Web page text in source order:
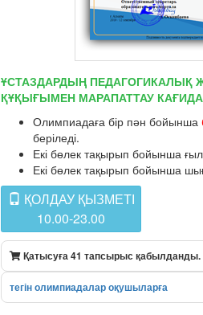
ҰСТАЗДАРДЫҢ ПЕДАГОГИКАЛЫҚ
ҚҰҚЫҒЫМЕН МАРАПАТТАУ
Олимпиадаға бір пән бойынша
беріледі.
Екі бөлек тақырып бойынша
Екі бөлек тақырып бойынша
ҚОЛДАУ ҚЫЗМЕТІ
10.00-23.00
Қатысуға 41 тапсырыс қабылданды.
тегін олимпиадалар оқушыларға